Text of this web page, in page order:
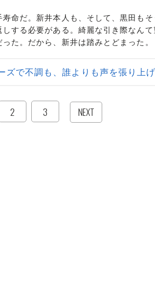
命だ。新井本人も、そして、黒田もそ
しする必要がある。綺麗な引き際なん
た。だから、新井は踏みとどまった。
で不調も、誰よりも声を張り上げ
2 3 NEXT